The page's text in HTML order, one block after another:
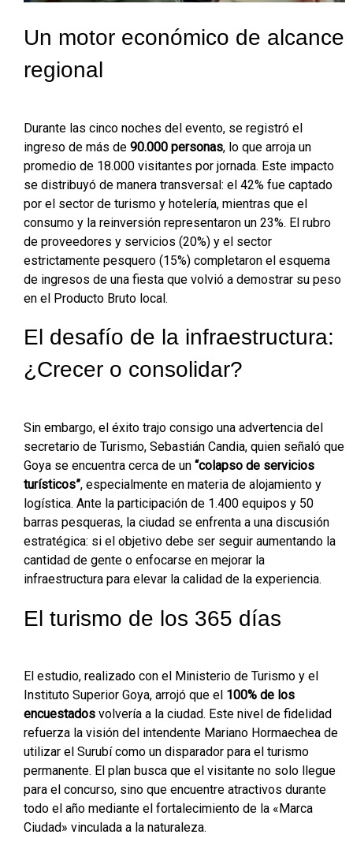
Un motor económico de alcance
regional
Durante las cinco noches del evento, se registró el
ingreso de más de 90.000 personas, lo que arroja un
promedio de 18.000 visitantes por jornada. Este impacto
se distribuyó de manera transversal: el 42% fue captado
por el sector de turismo y hotelería, mientras que el
consumo y la reinversión representaron un 23%. El rubro
de proveedores y servicios (20%) y el sector
estrictamente pesquero (15%) completaron el esquema
de ingresos de una fiesta que volvió a demostrar su peso
en el Producto Bruto local.
El desafío de la infraestructura:
¿Crecer o consolidar?
Sin embargo, el éxito trajo consigo una advertencia del
secretario de Turismo, Sebastián Candia, quien señaló que
Goya se encuentra cerca de un “colapso de servicios
turísticos”, especialmente en materia de alojamiento y
logística. Ante la participación de 1.400 equipos y 50
barras pesqueras, la ciudad se enfrenta a una discusión
estratégica: si el objetivo debe ser seguir aumentando la
cantidad de gente o enfocarse en mejorar la
infraestructura para elevar la calidad de la experiencia.
El turismo de los 365 días
El estudio, realizado con el Ministerio de Turismo y el
Instituto Superior Goya, arrojó que el 100% de los
encuestados volvería a la ciudad. Este nivel de fidelidad
refuerza la visión del intendente Mariano Hormaechea de
utilizar el Surubí como un disparador para el turismo
permanente. El plan busca que el visitante no solo llegue
para el concurso, sino que encuentre atractivos durante
todo el año mediante el fortalecimiento de la «Marca
Ciudad» vinculada a la naturaleza.